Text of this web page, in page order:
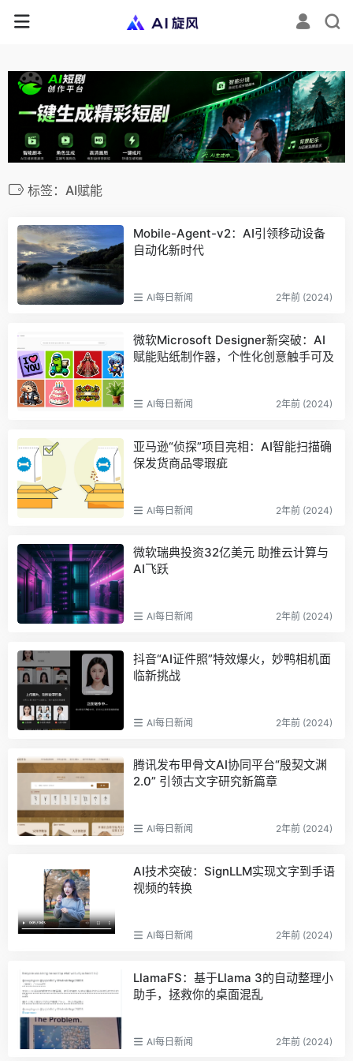
标签：AI赋能
Mobile-Agent-v2：AI引领移动设备
自动化新时代
AI每日新闻 2年前 (2024)
微软Microsoft Designer新突破：AI
赋能贴纸制作器，个性化创意触手可及
AI每日新闻 2年前 (2024)
亚马逊“侦探”项目亮相：AI智能扫描确
保发货商品零瑕疵
AI每日新闻 2年前 (2024)
微软瑞典投资32亿美元 助推云计算与
AI飞跃
AI每日新闻 2年前 (2024)
抖音“AI证件照”特效爆火，妙鸭相机面
临新挑战
AI每日新闻 2年前 (2024)
腾讯发布甲骨文AI协同平台“殷契文渊
2.0” 引领古文字研究新篇章
AI每日新闻 2年前 (2024)
AI技术突破：SignLLM实现文字到手语
视频的转换
AI每日新闻 2年前 (2024)
LlamaFS：基于Llama 3的自动整理小
助手，拯救你的桌面混乱
AI每日新闻 2年前 (2024)